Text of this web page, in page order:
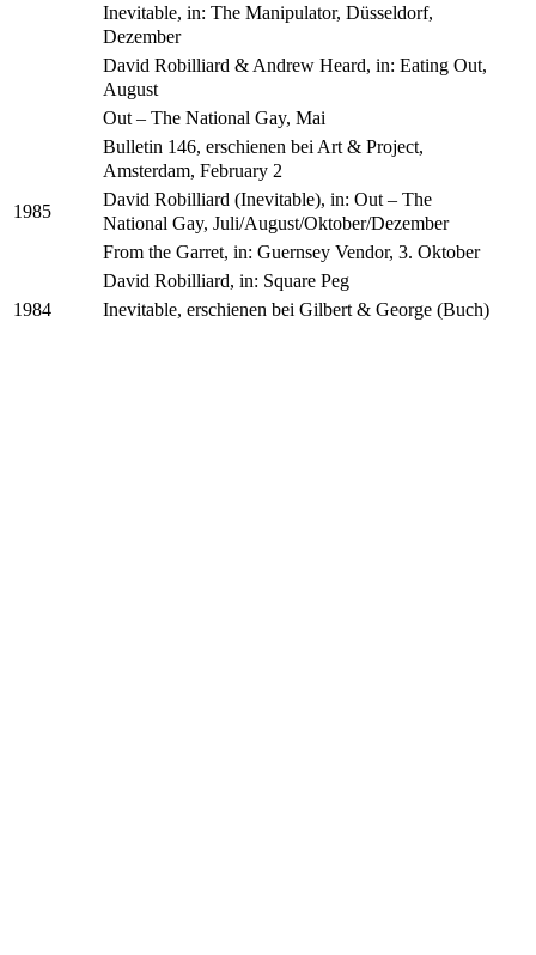
Inevitable, in: The Manipulator, Düsseldorf,
Dezember
David Robilliard & Andrew Heard, in: Eating Out,
August
Out – The National Gay, Mai
Bulletin 146, erschienen bei Art & Project,
Amsterdam, February 2
1985
David Robilliard (Inevitable), in: Out – The
National Gay, Juli/August/Oktober/Dezember
From the Garret, in: Guernsey Vendor, 3. Oktober
David Robilliard, in: Square Peg
1984 Inevitable, erschienen bei Gilbert & George (Buch)